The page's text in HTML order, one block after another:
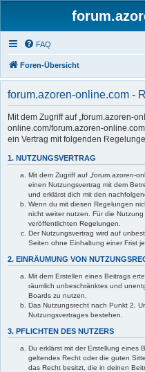
FAQ
Foren-Übersicht
forum.azoren-online.com -
Mit dem Zugriff auf „forum.azoren-
online.com/forum.azoren-
ein Vertrag mit folgenden
1. NUTZUNGSVERTRAG
Mit dem Zugriff auf „forum.azoren-
einen Nutzungsvertrag mit dem
und erklärst dich mit den
Wenn du mit diesen Regelungen
nicht weiter nutzen. Für die
veröffentlichten Regelungen.
Der Nutzungsvertrag wird auf
Seiten ohne Einhaltung einer Frist
2. EINRÄUMUNG VON
Mit dem Erstellen eines Beitrags
räumlich unbeschränktes und
Boards zu nutzen.
Das Nutzungsrecht nach Punkt 2,
Nutzungsvertrages bestehen.
3. PFLICHTEN DES NUTZERS
Du erklärst mit der Erstellung eines
geltendes Recht oder die guten
das Recht besitzt, die in deinen